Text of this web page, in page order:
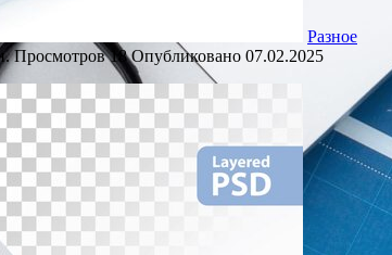
Разное
Просмотров 18 Опубликовано 07.02.2025